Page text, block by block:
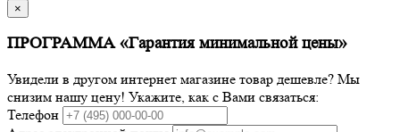
×
ПРОГРАММА «Гарантия минимальной цены»
Увидели в другом интернет магазине товар дешевле? Мы
снизим нашу цену! Укажите, как с Вами связаться:
Телефон